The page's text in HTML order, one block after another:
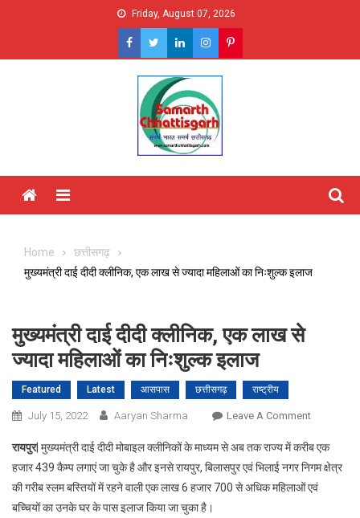
Friday, August 07, 2026
Menu
Home
छत्तीसगढ़
मुख्यमंत्री दाई दीदी क्लीनिक, एक लाख से ज्यादा महिलाओं का निःशुल्क इलाज
मुख्यमंत्री दाई दीदी क्लीनिक, एक लाख से
ज्यादा महिलाओं का निःशुल्क इलाज
Featured Latest आसपास छत्तीसगढ़ राष्ट्रीय
July 15, 2022 Aaryan Sharma Leave A CommentOn
दाई
दीदी
क्लीनिक,
रायपुर| मुख्यमंत्री दाई दीदी मोबाइल क्लीनिकों के माध्यम से अब तक राज्य में करीब एक
हजार 439 कैम्प लगाएं जा चुके है और इनसे रायपुर, बिलासपुर एवं भिलाई नगर निगम क्षेत्र
की गरीब स्लम बस्तियों में रहने वाली एक लाख 6 हजार 700 से अधिक महिलाओं एवं
बच्चियों का उनके घर के पास इलाज किया जा चुका है।